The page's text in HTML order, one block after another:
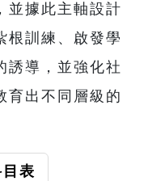
並據此主軸設計
根訓練、啟發學
誘導，並強化社
育出不同層級的
表